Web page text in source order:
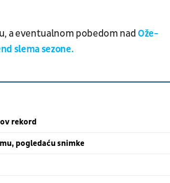
a eventualnom pobedom nad Ože-
slema sezone.
rekord
pogledaću snimke